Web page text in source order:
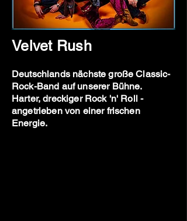
Velvet Rush
Deutschlands nächste große Classic-
Rock-Band auf unserer Bühne.
Harter, dreckiger Rock 'n' Roll -
angetrieben von einer frischen
Energie.